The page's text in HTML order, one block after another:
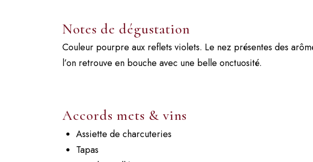
Notes de dégustation
Couleur pourpre aux reflets violets. Le nez présentes des
l’on retrouve en bouche avec une belle onctuosité.
Accords mets & vins
Assiette de charcuteries
Tapas